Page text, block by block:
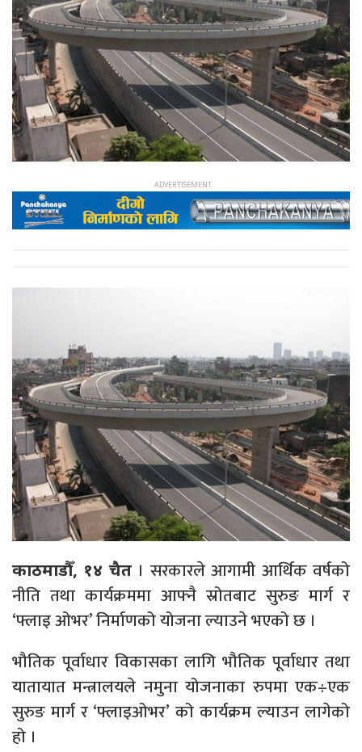
काठमाडौँ, १४ चैत। सरकारले आगामी आर्थिक वर्षको
नीति तथा कार्यक्रममा आफ्नै स्रोतबाट सुरुङ मार्ग र
‘फ्लाइ ओभर’ निर्माणको योजना ल्याउने भएको छ ।
भौतिक पूर्वाधार विकासका लागि भौतिक पूर्वाधार तथा
यातायात मन्त्रालयले नमुना योजनाका रुपमा एक÷एक
सुरुङ मार्ग र ‘फ्लाइओभर’ को कार्यक्रम ल्याउन लागेको
हो ।